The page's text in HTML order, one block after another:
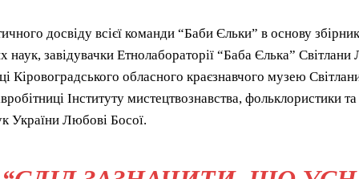
досвіду всієї команди “Баби Єльки” в основу
наук, завідувачки Етнолабораторії “Баба Єлька”
Кіровоградського обласного краєзнавчого музею
Інституту мистецтвознавства, фольклористики
України Любові Босої.